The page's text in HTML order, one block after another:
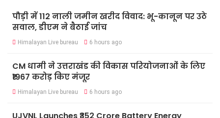
पौड़ी में 112 नाली जमीन खरीद विवाद: भू-कानून पर उठे
सवाल, डीएम ने बैठाई जांच
Himalayan Live bureau 6 hours ago
CM धामी ने उत्तराखंड की विकास परियोजनाओं के लिए
₹1967 करोड़ किए मंजूर
Himalayan Live bureau 6 hours ago